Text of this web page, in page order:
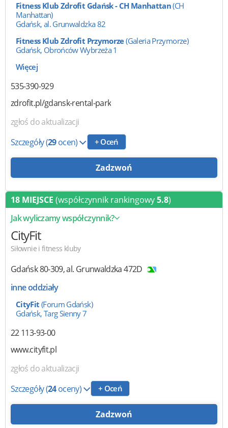
Fitness Klub Zdrofit Gdańsk - CH Manhattan(CH
Manhattan)
Gdańsk, al. Grunwaldzka 82
Fitness Klub Zdrofit Przymorze(Galeria Przymorze)
Gdańsk, Obrońców Wybrzeża 1
Więcej
535-390-929
zdrofit.pl/gdansk-rental-park
zgłoś do aktualizacji
Szczegóły(29ocen) + Oceń
Zadzwoń
18 MIEJSCE (współczynnik rankingowy5.8)
Jak wyliczamy współczynnik?
CityFit
Siłownie i fitness kluby
Gdańsk80-309,al. Grunwaldzka 472D
inne oddziały
CityFit (Forum Gdańsk)
Gdańsk, Targ Sienny 7
22 113-93-00
www.cityfit.pl
zgłoś do aktualizacji
Szczegóły(24oceny) + Oceń
Zadzwoń